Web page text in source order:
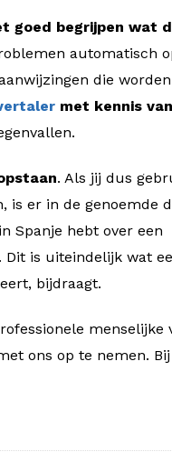
goed begrijpen wat
automatisch
die worden
met kennis
. Als jij dus
is er in de genoemde
Spanje hebt over een
is uiteindelijk wat
bijdraagt.
menselijke
ons op te nemen. Bij